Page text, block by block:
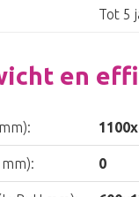
Tot 5
en
0